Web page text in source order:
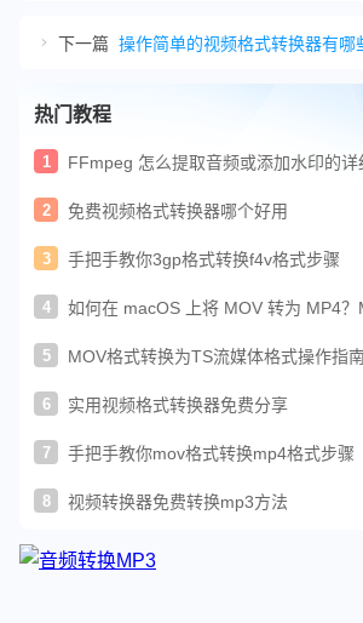
下一篇 操作简单的视频格式转换器有哪
热门教程
1 FFmpeg 怎么提取音频或添加水印的详
2 免费视频格式转换器哪个好用
3 手把手教你3gp格式转换f4v格式步骤
4
如何在 macOS 上将 MOV 转为 MP4？
5 MOV格式转换为TS流媒体格式操作指
6 实用视频格式转换器免费分享
7 手把手教你mov格式转换mp4格式步骤
8 视频转换器免费转换mp3方法